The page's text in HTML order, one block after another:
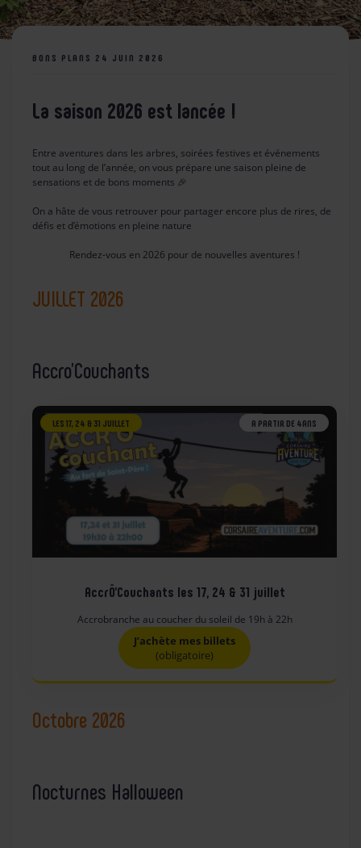
BONS PLANS 24 JUIN 2026
La saison 2026 est lancée !
Entre aventures dans les arbres, soirées festives et événements
tout au long de l’année, on vous prépare une saison pleine de
sensations et de bons moments 🎉
On a hâte de vous retrouver pour partager encore plus de rires, de
défis et d’émotions en pleine nature
Rendez-vous en 2026 pour de nouvelles aventures !
JUILLET 2026
Accro’Couchants
LES 17, 24 & 31 JUILLET A PARTIR DE 4ANS
AccrÔ’Couchants les 17, 24 & 31 juillet
Accrobranche au coucher du soleil de 19h à 22h
J’achète mes billets
(obligatoire)
Octobre 2026
Nocturnes Halloween